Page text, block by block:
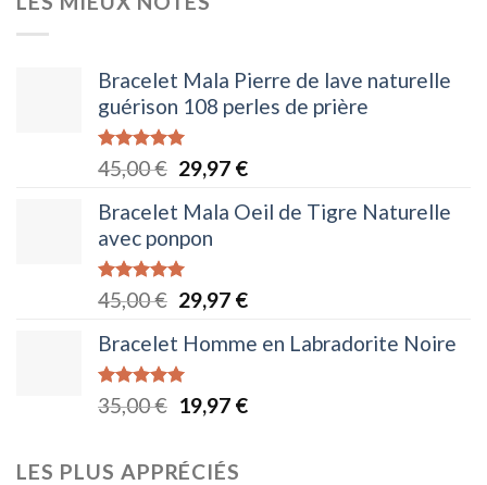
était :
Bracelet Mala Pierre de lave naturelle
guérison 108 perles de prière
Note5.00
sur 5
45,00€ Le
initial
était :
45,00 €.
29,97 €Le
actuel
Bracelet Mala Oeil de Tigre Naturelle
avec ponpon
Note5.00
sur 5
45,00€ Le
initial
était :
45,00 €.
29,97 €Le
actuel
29,97 €.
Bracelet Homme en Labradorite Noire
Note5.00
sur 5
35,00€ Le
initial
19,97 €Le
LES PLUS APPRÉCIÉS